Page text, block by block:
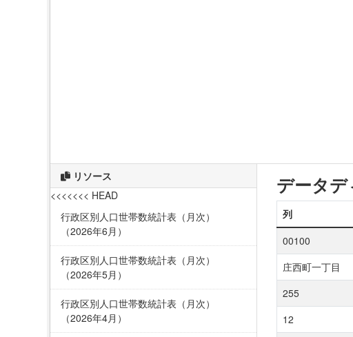
リソース
<<<<<<< HEAD
行政区別人口世帯数統計表（月次）
（2026年6月）
行政区別人口世帯数統計表（月次）
（2026年5月）
行政区別人口世帯数統計表（月次）
（2026年4月）
データデ
列
00100
庄西町一丁目
255
12